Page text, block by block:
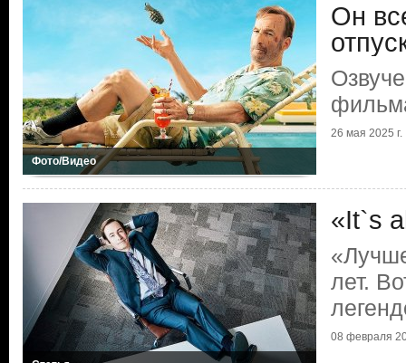
Фото/Видео
Он
26 мая 2025 г.
«It`s
лет.
08 февраля